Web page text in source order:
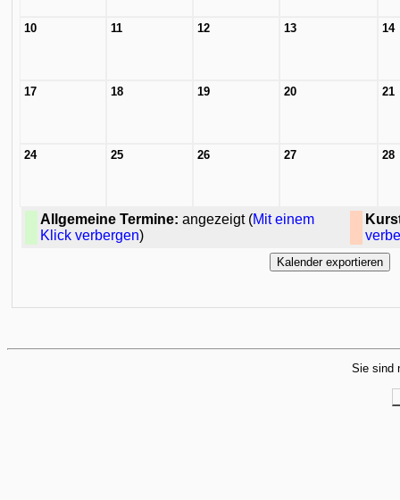
10 11 12 13 14
17 18 19 20 21
24 25 26 27 28
Allgemeine Termine: angezeigt (Mit einem
Klick verbergen)
Sie sind